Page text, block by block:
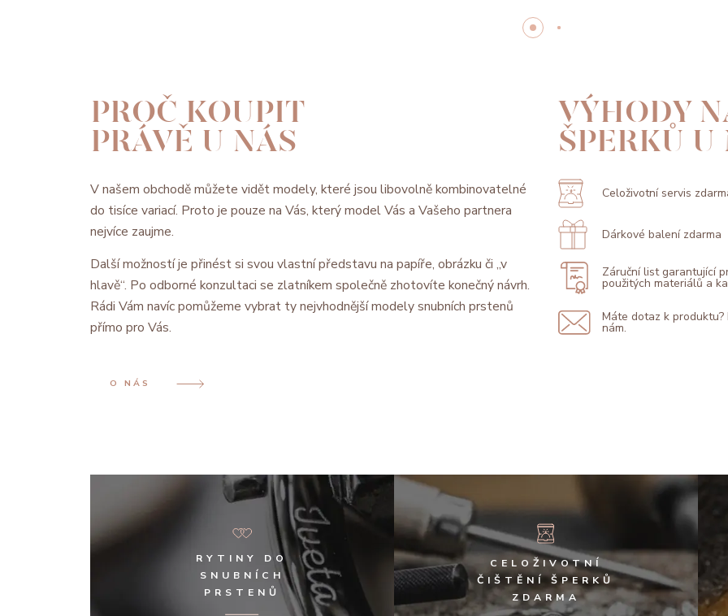
PROČ KOUPIT
PRÁVĚ U NÁS
V našem obchodě můžete vidět modely, které jsou libovolně kombinovatelné
do tisíce variací. Proto je pouze na Vás, který model Vás a Vašeho partnera
nejvíce zaujme.
Další možností je přinést si svou vlastní představu na papíře, obrázku či „v
hlavě“. Po odborné konzultaci se zlatníkem společně zhotovíte konečný návrh.
Rádi Vám navíc pomůžeme vybrat ty nejvhodnější modely snubních prstenů
přímo pro Vás.
O NÁS
VÝHODY
ŠPERKŮ U
Celoživotní servis
Dárkové balení zdarma
Záruční list garantující
použitých materiálů a
Máte dotaz k produktu?
nám.
RYTINY DO
SNUBNÍCH
PRSTENŮ
CELOŽIVOTNÍ
ČIŠTĚNÍ ŠPERKŮ
ZDARMA